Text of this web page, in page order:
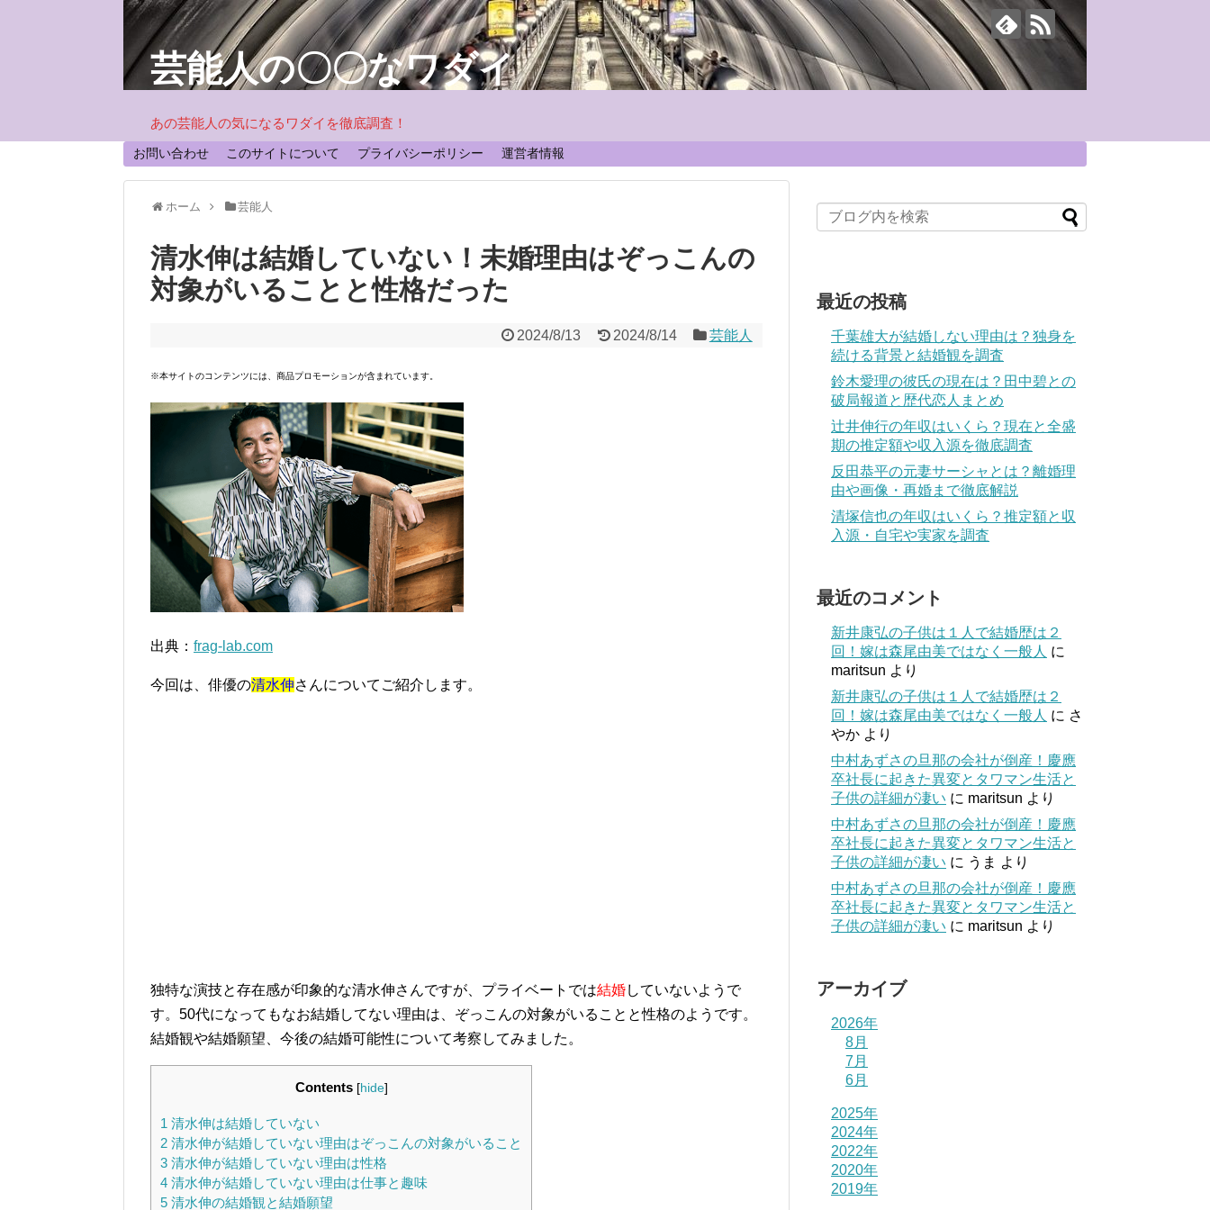
芸能人の〇〇なワダイ
あの芸能人の気になるワダイを徹底調査！
お問い合わせ このサイトについて プライバシーポリシー 運営者情報
ホーム 芸能人
清水伸は結婚していない！未婚理由はぞっこんの
対象がいることと性格だった
2024/8/13 2024/8/14 芸能人
※本サイトのコンテンツには、商品プロモーションが含まれています。
出典： frag-lab.com
今回は、俳優の清水伸さんについてご紹介します。
独特な演技と存在感が印象的な清水伸さんですが、プライベートでは結婚していないようで
す。50代になってもなお結婚してない理由は、ぞっこんの対象がいることと性格のようです。
結婚観や結婚願望、今後の結婚可能性について考察してみました。
Contents [hide]
1 清水伸は結婚していない
2 清水伸が結婚していない理由はぞっこんの対象がいること
3 清水伸が結婚していない理由は性格
4 清水伸が結婚していない理由は仕事と趣味
5 清水伸の結婚観と結婚願望
最近の投稿
千葉雄大が結婚しない理由は？独身を
続ける背景と結婚観を調査
鈴木愛理の彼氏の現在は？田中碧との
破局報道と歴代恋人まとめ
辻井伸行の年収はいくら？現在と全盛
期の推定額や収入源を徹底調査
反田恭平の元妻サーシャとは？離婚理
由や画像・再婚まで徹底解説
清塚信也の年収はいくら？推定額と収
入源・自宅や実家を調査
最近のコメント
新井康弘の子供は１人で結婚歴は２
回！嫁は森尾由美ではなく一般人 に
maritsun より
新井康弘の子供は１人で結婚歴は２
回！嫁は森尾由美ではなく一般人 に さ
やか より
中村あずさの旦那の会社が倒産！慶應
卒社長に起きた異変とタワマン生活と
子供の詳細が凄い に maritsun より
中村あずさの旦那の会社が倒産！慶應
卒社長に起きた異変とタワマン生活と
子供の詳細が凄い に うま より
中村あずさの旦那の会社が倒産！慶應
卒社長に起きた異変とタワマン生活と
子供の詳細が凄い に maritsun より
アーカイブ
2026年
8月
7月
6月
2025年
2024年
2022年
2020年
2019年